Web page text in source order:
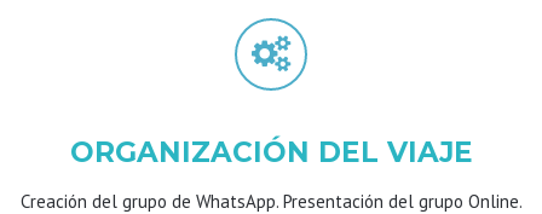
ORGANIZACIÓN DEL VIAJE
Creación del grupo de WhatsApp. Presentación del grupo Online.